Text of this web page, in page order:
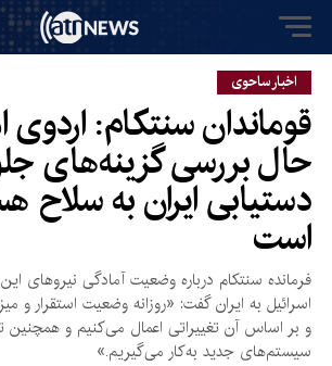
اخبار ساحوی
قوماندان سنتکام: اردوی
حال بررسی گزینه‌های
دستیابی ایران به سلاح
است
فرمانده سنتکام درباره وضعیت آمادگی نیروهای
اسرائیل به ایران گفت: «روزانه وضعیت استقرار و
و بر اساس آن تغییراتی اعمال می‌کنیم و همچنین
سیستم‌های جدید به‌کار می‌گیریم.»